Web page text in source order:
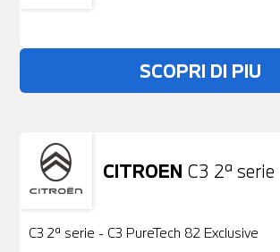
SCOPRI DI PIU
CITROEN C3 2ª serie
Usato
C3 2ª serie - C3 PureTech 82 Exclusive